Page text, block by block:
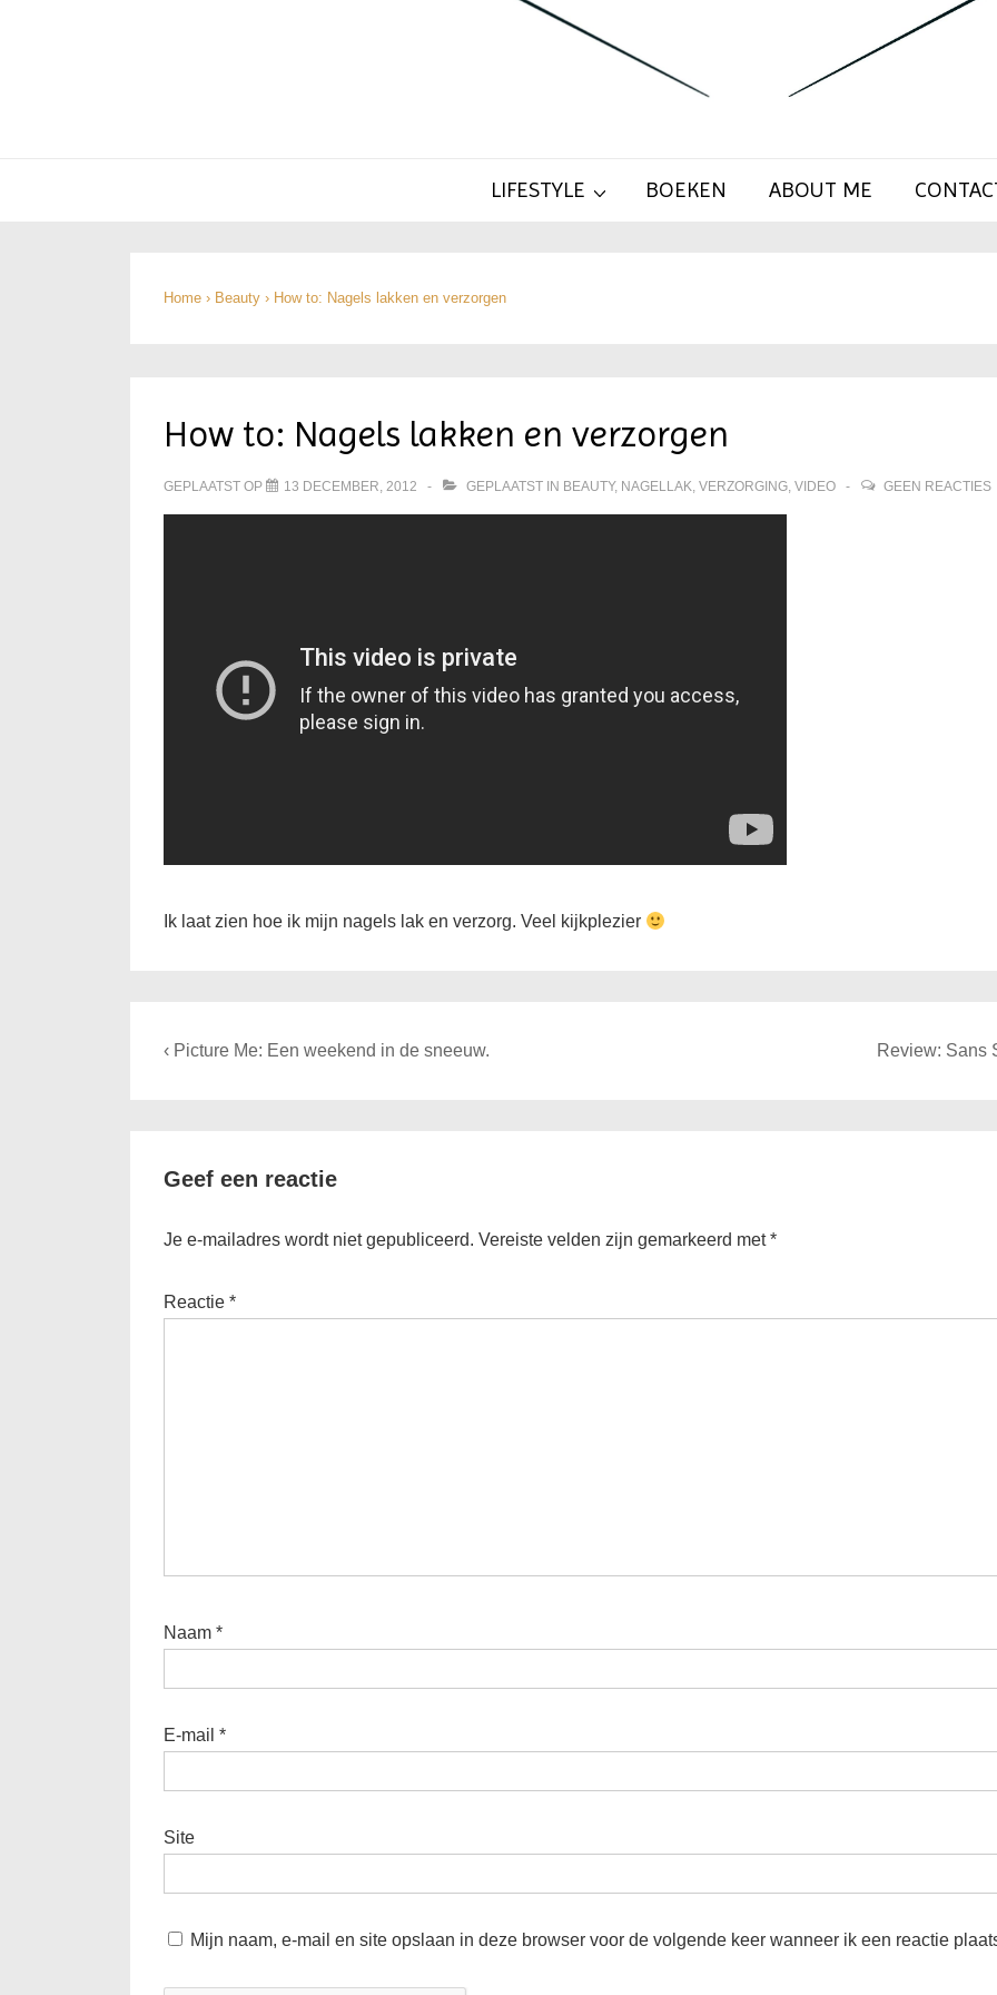
LIFESTYLE BOEKEN ABOUT ME
Home › Beauty › How to: Nagels lakken en verzorgen
How to: Nagels lakken en verzorgen
GEPLAATST OP 13 DECEMBER, 2012 GEPLAATST IN BEAUTY, NAGELLAK, VERZORGING, VIDEO GEEN REACTIES
Ik laat zien hoe ik mijn nagels lak en verzorg. Veel kijkplezier
Bericht
Previous
‹ Picture Me: Een weekend in de sneeuw.
Next
Review: Sans
Geef een reactie
Je e-mailadres wordt niet gepubliceerd. Vereiste velden zijn gemarkeerd met*
Reactie *
Naam *
E-mail *
Site
Mijn naam, e-mail en site opslaan in deze browser voor de volgende keer wanneer ik een reactie